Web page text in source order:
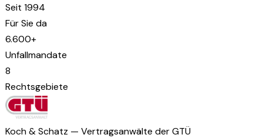
Seit 1994
Für Sie da
6.600+
Unfallmandate
8
Rechtsgebiete
Koch & Schatz — Vertragsanwälte der GTÜ